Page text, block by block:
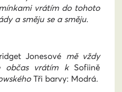
vrátím do tohoto
a směju se a směju.
Jonesové mě vždy
občas vrátím kSofiině
Tři barvy: Modrá.